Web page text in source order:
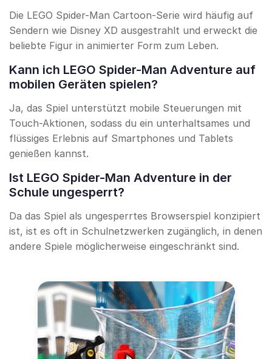
Die LEGO Spider-Man Cartoon-Serie wird häufig auf
Sendern wie Disney XD ausgestrahlt und erweckt die
beliebte Figur in animierter Form zum Leben.
Kann ich LEGO Spider-Man Adventure auf
mobilen Geräten spielen?
Ja, das Spiel unterstützt mobile Steuerungen mit
Touch-Aktionen, sodass du ein unterhaltsames und
flüssiges Erlebnis auf Smartphones und Tablets
genießen kannst.
Ist LEGO Spider-Man Adventure in der
Schule ungesperrt?
Da das Spiel als ungesperrtes Browserspiel konzipiert
ist, ist es oft in Schulnetzwerken zugänglich, in denen
andere Spiele möglicherweise eingeschränkt sind.